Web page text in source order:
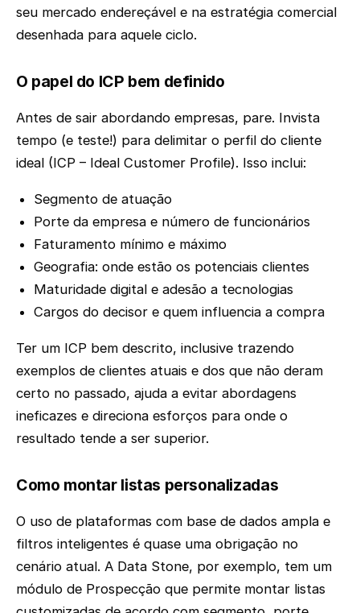
seu mercado endereçável e na estratégia comercial
desenhada para aquele ciclo.
O papel do ICP bem definido
Antes de sair abordando empresas, pare. Invista
tempo (e teste!) para delimitar o perfil do cliente
ideal (ICP – Ideal Customer Profile). Isso inclui:
Segmento de atuação
Porte da empresa e número de funcionários
Faturamento mínimo e máximo
Geografia: onde estão os potenciais clientes
Maturidade digital e adesão a tecnologias
Cargos do decisor e quem influencia a compra
Ter um ICP bem descrito, inclusive trazendo
exemplos de clientes atuais e dos que não deram
certo no passado, ajuda a evitar abordagens
ineficazes e direciona esforços para onde o
resultado tende a ser superior.
Como montar listas personalizadas
O uso de plataformas com base de dados ampla e
filtros inteligentes é quase uma obrigação no
cenário atual. A Data Stone, por exemplo, tem um
módulo de Prospecção que permite montar listas